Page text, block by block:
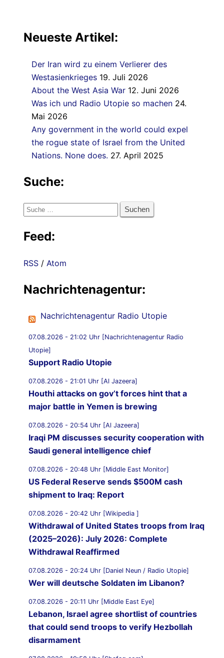
Neueste Artikel:
Der Iran wird zu einem Verlierer des
Westasienkrieges 19. Juli 2026
About the West Asia War 12. Juni 2026
Was ich und Radio Utopie so machen 24.
Mai 2026
Any government in the world could expel
the rogue state of Israel from the United
Nations. None does. 27. April 2025
Suche:
Suche
Feed:
RSS / Atom
Nachrichtenagentur:
Nachrichtenagentur Radio Utopie
07.08.2026 - 21:02 Uhr [Nachrichtenagentur Radio
Utopie]
Support Radio Utopie
07.08.2026 - 21:01 Uhr [Al Jazeera]
Houthi attacks on gov’t forces hint that a
major battle in Yemen is brewing
07.08.2026 - 20:54 Uhr [Al Jazeera]
Iraqi PM discusses security cooperation with
Saudi general intelligence chief
07.08.2026 - 20:48 Uhr [Middle East Monitor]
US Federal Reserve sends $500M cash
shipment to Iraq: Report
07.08.2026 - 20:42 Uhr [Wikipedia ]
Withdrawal of United States troops from Iraq
(2025–2026): July 2026: Complete
Withdrawal Reaffirmed
07.08.2026 - 20:24 Uhr [Daniel Neun / Radio Utopie]
Wer will deutsche Soldaten im Libanon?
07.08.2026 - 20:11 Uhr [Middle East Eye]
Lebanon, Israel agree shortlist of countries
that could send troops to verify Hezbollah
disarmament